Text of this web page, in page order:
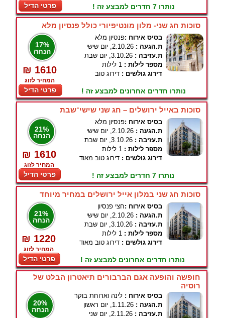
פרטי הדיל נותרו 7 חדרים למבצע זה !
סוכות חג שני- מלון מונטיפיורי כולל פנסיון מלא
17%
הנחה
₪ 1610
המחיר לזוג
פרטי הדיל
בסיס אירוח :פנסיון מלא
ת.הגעה : 2.10.26, יום שישי
ת.עזיבה : 3.10.26, יום שבת
מספר לילות : 1 לילות
דירוג גולשים : דירוג טוב
נותרו חדרים אחרונים למבצע זה !
סוכות באייל ירושלים – חג שני שישי־שבת
21%
הנחה
₪ 1610
המחיר לזוג
פרטי הדיל
בסיס אירוח :פנסיון מלא
ת.הגעה : 2.10.26, יום שישי
ת.עזיבה : 3.10.26, יום שבת
מספר לילות : 1 לילות
דירוג גולשים : דירוג טוב מאוד
נותרו 7 חדרים למבצע זה !
סוכות חג שני במלון אייל ירושלים במחיר מיוחד
21%
הנחה
₪ 1220
המחיר לזוג
פרטי הדיל
בסיס אירוח :חצי פנסיון
ת.הגעה : 2.10.26, יום שישי
ת.עזיבה : 3.10.26, יום שבת
מספר לילות : 1 לילות
דירוג גולשים : דירוג טוב מאוד
נותרו חדרים אחרונים למבצע זה !
חופשה והופעה אגם הברבורים תיאטרון הבלט של
רוסיה
20%
הנחה
בסיס אירוח : לינה וארוחת בוקר
ת.הגעה : 1.11.26, יום ראשון
ת.עזיבה : 2.11.26, יום שני